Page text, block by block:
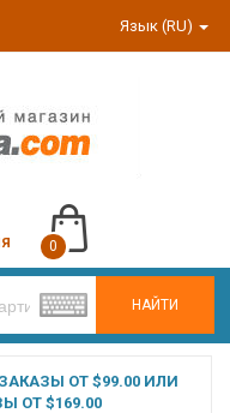
Язык (RU)
НАЙТИ
0
ОТ $99.00 ИЛИ
ОТ $169.00